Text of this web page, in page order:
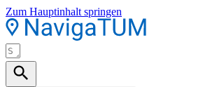
Zum Hauptinhalt springen